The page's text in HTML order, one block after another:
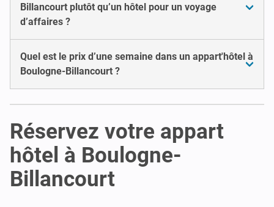
Billancourt plutôt qu’un hôtel pour un voyage
d’affaires ?
Quel est le prix d’une semaine dans un appart'hôtel à
Boulogne-Billancourt ?
Réservez votre appart
hôtel à Boulogne-
Billancourt